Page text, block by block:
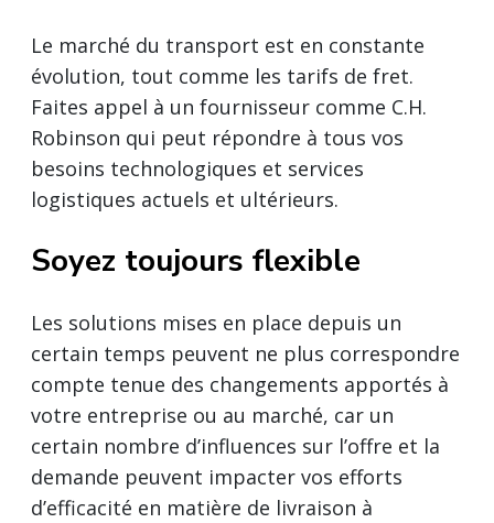
Le marché du transport est en constante
évolution, tout comme les tarifs de fret.
Faites appel à un fournisseur comme C.H.
Robinson qui peut répondre à tous vos
besoins technologiques et services
logistiques actuels et ultérieurs.
Soyez toujours flexible
Les solutions mises en place depuis un
certain temps peuvent ne plus correspondre
compte tenue des changements apportés à
votre entreprise ou au marché, car un
certain nombre d’influences sur l’offre et la
demande peuvent impacter vos efforts
d’efficacité en matière de livraison à